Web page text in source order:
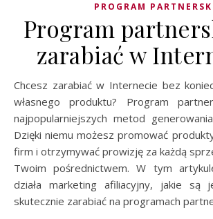
PROGRAM
Program
zarabiać w
Chcesz zarabiać w Internecie bez konieczności tworzenia
własnego produktu? Program
najpopularniejszych metod
Dzięki niemu możesz promować
firm i otrzymywać prowizję za każdą
Twoim pośrednictwem. W tym
działa marketing afiliacyjny, jakie
skutecznie zarabiać na programach